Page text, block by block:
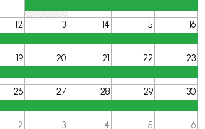
12 13 14 15 16
19 20 21 22 23
26 27 28 29 30
2 3 4 5 6